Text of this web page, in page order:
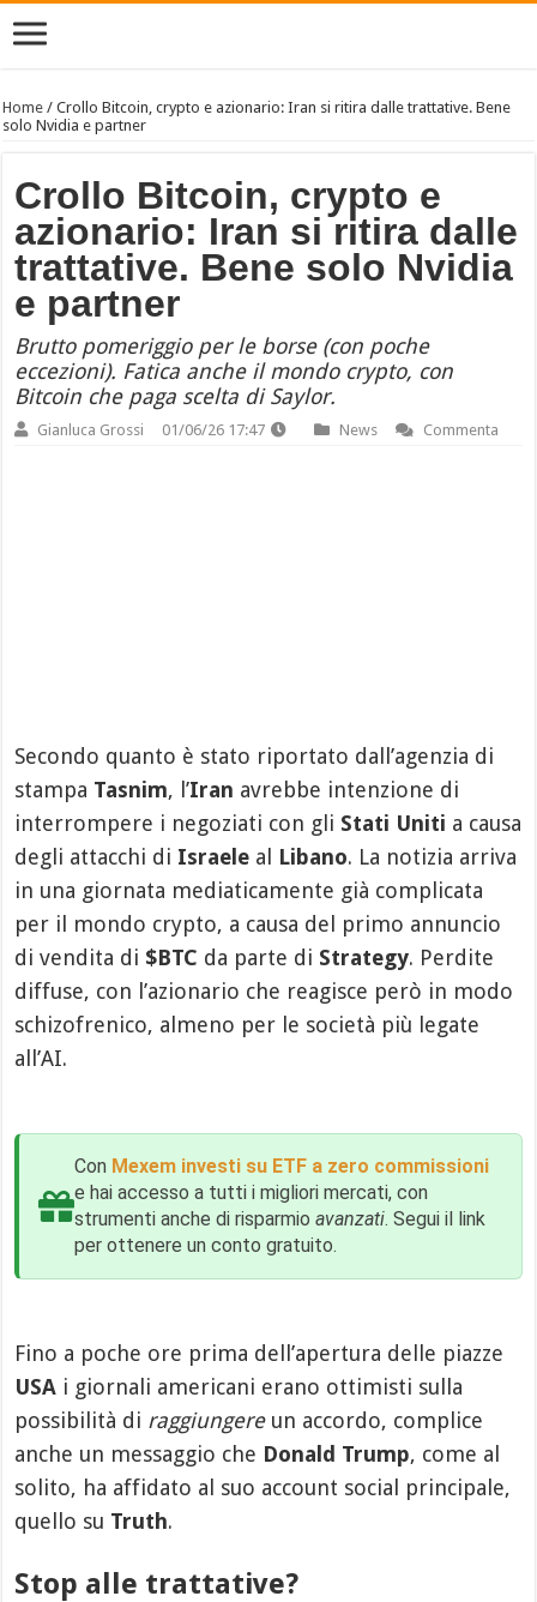
Home /Crollo Bitcoin, crypto e azionario: Iran si ritira dalle trattative. Bene
solo Nvidia e partner
Crollo Bitcoin, crypto e
azionario: Iran si ritira dalle
trattative. Bene solo Nvidia
e partner
Brutto pomeriggio per le borse (con poche
eccezioni). Fatica anche il mondo crypto, con
Bitcoin che paga scelta di Saylor.
Gianluca Grossi 01/06/26 17:47 News Commenta
Secondo quanto è stato riportato dall’agenzia di
stampa Tasnim, l’Iran avrebbe intenzione di
interrompere i negoziati con gli Stati Uniti a causa
degli attacchi di Israele al Libano. La notizia arriva
in una giornata mediaticamente già complicata
per il mondo crypto, a causa del primo annuncio
di vendita di $BTC da parte di Strategy. Perdite
diffuse, con l’azionario che reagisce però in modo
schizofrenico, almeno per le società più legate
all’AI.
Con Mexem investi su ETF a zero commissioni
e hai accesso a tutti i migliori mercati, con
strumenti anche di risparmioavanzati. Segui il link
per ottenere un conto gratuito.
Fino a poche ore prima dell’apertura delle piazze
USA i giornali americani erano ottimisti sulla
possibilità di raggiungereun accordo, complice
anche un messaggio che Donald Trump, come al
solito, ha affidato al suo account social principale,
quello su Truth.
Stop alle trattative?